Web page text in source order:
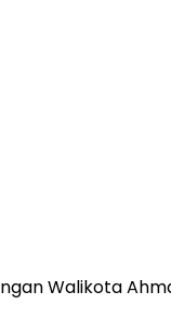
Walikota